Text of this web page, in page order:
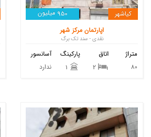
950 میلیون
کیاشهر
اپارتمان مرکز شهر
نقدی - سند تک برگ
آسانسور
ندارد
پارکینگ
اتاق
متراژ
80